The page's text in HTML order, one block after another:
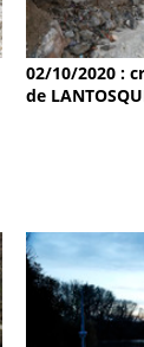
02/10/2020 :
de